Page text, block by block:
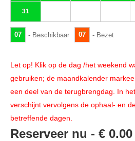
31
07 - Beschikbaar 07 - Bezet
Let op! Klik op de dag /het weekend
gebruiken; de maandkalender
een deel van de terugbrengdag. In het
verschijnt vervolgens de ophaal- en
betreffende dagen.
Reserveer nu - € 0.00